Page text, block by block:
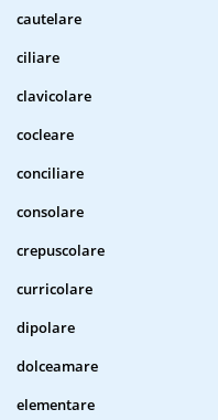
cautelare
ciliare
clavicolare
cocleare
conciliare
consolare
crepuscolare
curricolare
dipolare
dolceamare
elementare